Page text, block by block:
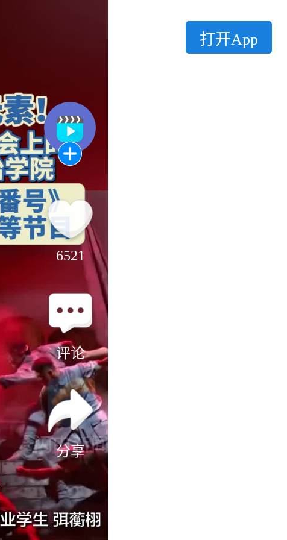
打开App
6521
评论
分享